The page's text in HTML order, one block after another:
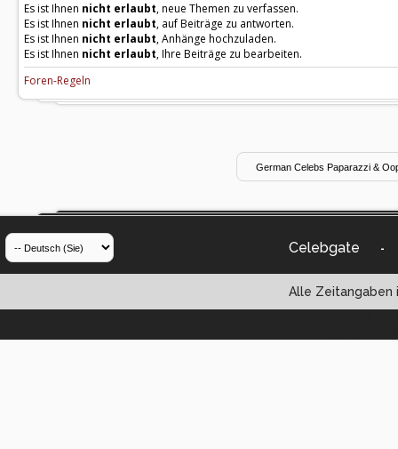
Es ist Ihnen nicht erlaubt, neue Themen zu verfassen.
Es ist Ihnen nicht erlaubt, auf Beiträge zu antworten.
Es ist Ihnen nicht erlaubt, Anhänge hochzuladen.
Es ist Ihnen nicht erlaubt, Ihre Beiträge zu bearbeiten.
Foren-Regeln
Celebgate -
Alle Zeitangaben